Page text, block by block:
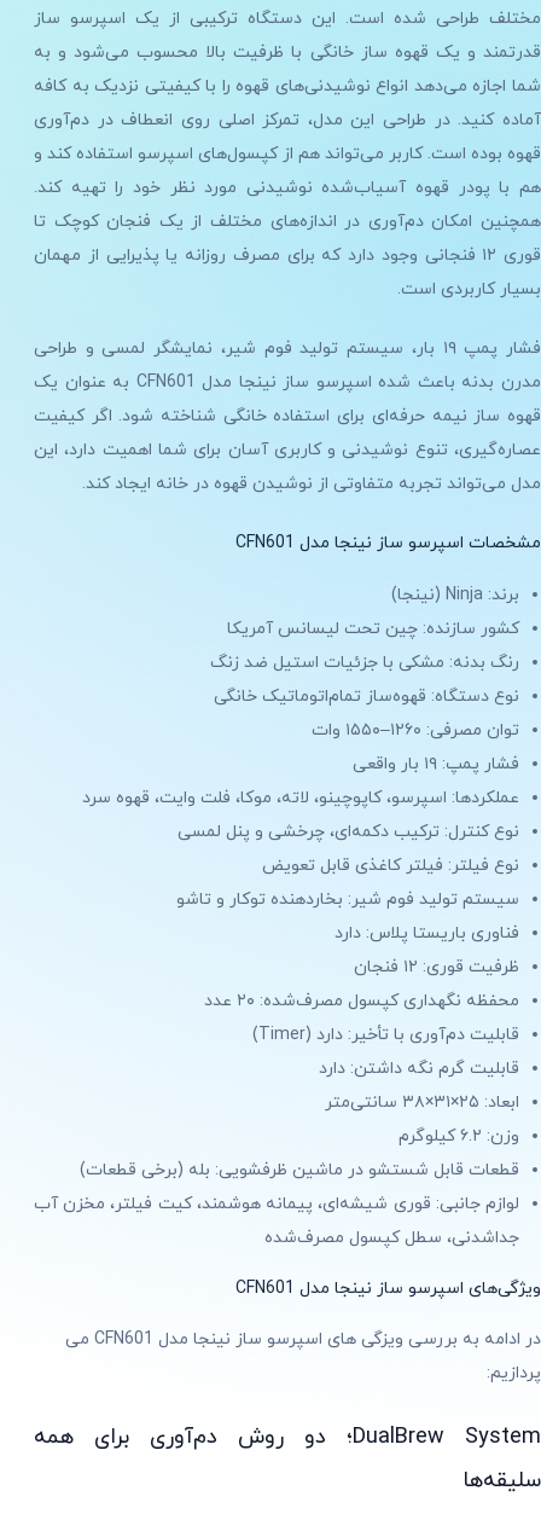
مختلف طراحی شده است. این دستگاه ترکیبی از یک اسپرسو ساز
قدرتمند و یک قهوه ساز خانگی با ظرفیت بالا محسوب می‌شود و به
شما اجازه می‌دهد انواع نوشیدنی‌های قهوه را با کیفیتی نزدیک به کافه
آماده کنید. در طراحی این مدل، تمرکز اصلی روی انعطاف در دم‌آوری
قهوه بوده است. کاربر می‌تواند هم از کپسول‌های اسپرسو استفاده کند و
هم با پودر قهوه آسیاب‌شده نوشیدنی مورد نظر خود را تهیه کند.
همچنین امکان دم‌آوری در اندازه‌های مختلف از یک فنجان کوچک تا
قوری ۱۲ فنجانی وجود دارد که برای مصرف روزانه یا پذیرایی از مهمان
بسیار کاربردی است.
فشار پمپ ۱۹ بار، سیستم تولید فوم شیر، نمایشگر لمسی و طراحی
مدرن بدنه باعث شده اسپرسو ساز نینجا مدل CFN601 به عنوان یک
قهوه ساز نیمه حرفه‌ای برای استفاده خانگی شناخته شود. اگر کیفیت
عصاره‌گیری، تنوع نوشیدنی و کاربری آسان برای شما اهمیت دارد، این
مدل می‌تواند تجربه متفاوتی از نوشیدن قهوه در خانه ایجاد کند.
مشخصات اسپرسو ساز نینجا مدل CFN601
برند: Ninja (نینجا)
کشور سازنده: چین تحت لیسانس آمریکا
رنگ بدنه: مشکی با جزئیات استیل ضد زنگ
نوع دستگاه: قهوه‌ساز تمام‌اتوماتیک خانگی
توان مصرفی: ۱۲۶۰–۱۵۵۰ وات
فشار پمپ: ۱۹ بار واقعی
عملکردها: اسپرسو، کاپوچینو، لاته، موکا، فلت وایت، قهوه سرد
نوع کنترل: ترکیب دکمه‌ای، چرخشی و پنل لمسی
نوع فیلتر: فیلتر کاغذی قابل تعویض
سیستم تولید فوم شیر: بخاردهنده توکار و تاشو
فناوری باریستا پلاس: دارد
ظرفیت قوری: ۱۲ فنجان
محفظه نگهداری کپسول مصرف‌شده: ۲۰ عدد
قابلیت دم‌آوری با تأخیر: دارد (Timer)
قابلیت گرم نگه داشتن: دارد
ابعاد: ۲۵×۳۱×۳۸ سانتی‌متر
وزن: ۶.۲ کیلوگرم
قطعات قابل شستشو در ماشین ظرفشویی: بله (برخی قطعات)
لوازم جانبی: قوری شیشه‌ای، پیمانه هوشمند، کیت فیلتر، مخزن آب
جداشدنی، سطل کپسول مصرف‌شده
ویژگی‌های اسپرسو ساز نینجا مدل CFN601
در ادامه به بررسی ویزگی های اسپرسو ساز نینجا مدل CFN601 می
پردازیم:
DualBrew System؛ دو روش دم‌آوری برای همه
سلیقه‌ها